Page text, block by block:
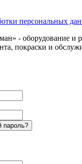
персональных
- оборудование и
покраски и
пароль?